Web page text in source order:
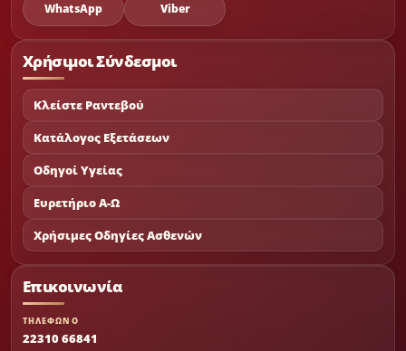
WhatsApp Viber
Χρήσιμοι Σύνδεσμοι
Κλείστε Ραντεβού
Κατάλογος Εξετάσεων
Οδηγοί Υγείας
Ευρετήριο Α-Ω
Χρήσιμες Οδηγίες Ασθενών
Επικοινωνία
ΤΗΛΕΦΩΝΟ
22310 66841